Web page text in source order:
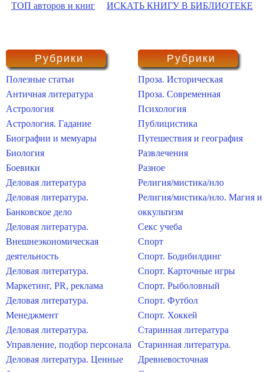
ТОП авторов и книг ИСКАТЬ КНИГУ В БИБЛИОТЕКЕ
Рубрики
Полезные статьи
Античная литература
Астрология
Астрология. Гадание
Биографии и мемуары
Биология
Боевики
Деловая литература
Деловая литература.
Банковское дело
Деловая литература.
Внешнеэкономическая
деятельность
Деловая литература.
Маркетинг, PR, реклама
Деловая литература.
Менеджмент
Деловая литература.
Управление, подбор персонала
Деловая литература. Ценные
Рубрики
Проза. Историческая
Проза. Современная
Психология
Публицистика
Путешествия и география
Развлечения
Разное
Религия/мистика/нло
Религия/мистика/нло. Магия и
оккультизм
Секс учеба
Спорт
Спорт. Бодибилдинг
Спорт. Карточные игры
Спорт. Рыболовный
Спорт. Футбол
Спорт. Хоккей
Старинная литература
Старинная литература.
Древневосточная